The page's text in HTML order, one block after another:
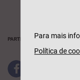
PARTILHAR Para mais
Política de